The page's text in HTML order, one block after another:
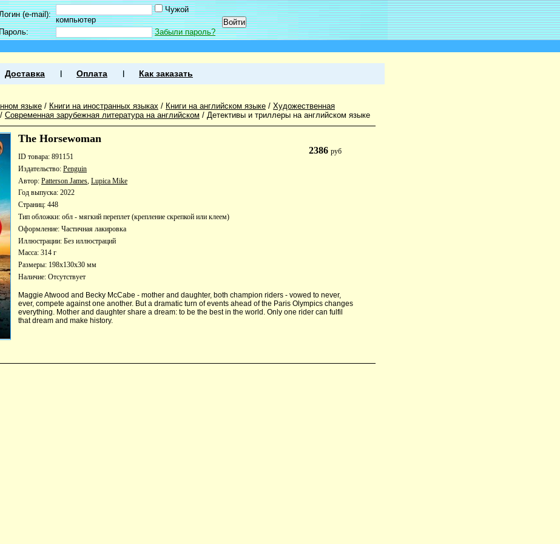
(e-mail):
Чужой
компьютер
Забыли пароль?
Доставка Оплата Как заказать
языке / Книги на иностранных языках / Книги на английском языке / Художественная
/ Современная зарубежная литература на английском / Детективы и триллеры на английском языке
The Horsewoman
2386руб
ID товара: 891151
Издательство: Penguin
Автор: Patterson James Lupica Mike
Год выпуска: 2022
Страниц: 448
Тип обложки: обл - мягкий переплет (крепление скрепкой или клеем)
Оформление: Частичная лакировка
Иллюстрации: Без иллюстраций
Масса: 314 г
Размеры: 198x130x30 мм
Наличие: Отсутствует
Maggie Atwood and Becky McCabe - mother and daughter, both champion riders - vowed to never,
ever, compete against one another. But a dramatic turn of events ahead of the Paris Olympics changes
everything. Mother and daughter share a dream: to be the best in the world. Only one rider can fulfil
that dream and make history.